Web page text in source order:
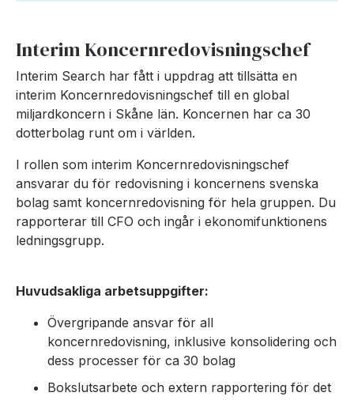
Interim Koncernredovisningschef
Interim Search har fått i uppdrag att tillsätta en
interim Koncernredovisningschef till en global
miljardkoncern i Skåne län. Koncernen har ca 30
dotterbolag runt om i världen.
I rollen som interim Koncernredovisningschef
ansvarar du för redovisning i koncernens svenska
bolag samt koncernredovisning för hela gruppen. Du
rapporterar till CFO och ingår i ekonomifunktionens
ledningsgrupp.
Huvudsakliga arbetsuppgifter:
Övergripande ansvar för all
koncernredovisning, inklusive konsolidering och
dess processer för ca 30 bolag
Bokslutsarbete och extern rapportering för det